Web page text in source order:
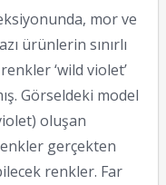
mor ve
ürünlerin sınırlı
‘wild violet’
Görseldeki model
oluşan
gerçekten
renkler. Far